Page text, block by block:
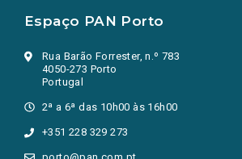
Espaço PAN Porto
Rua Barão Forrester, n.º 783
4050-273 Porto
Portugal
2ª a 6ª das 10h00 às 16h00
+351 228 329 273